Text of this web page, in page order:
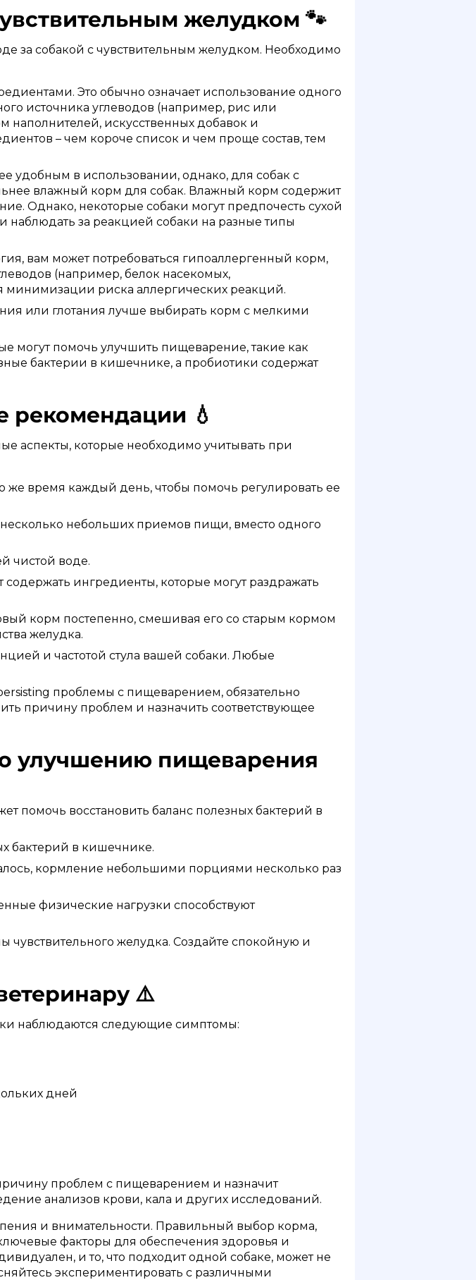
желудком 🐾
за собакой с чувствительным желудком. Необходимо
Это обычно означает использование одного
источника углеводов (например, рис или
наполнителей, искусственных добавок и
– чем короче список и чем проще состав, тем
удобным в использовании, однако, для собак с
влажный корм для собак. Влажный корм содержит
Однако, некоторые собаки могут предпочесть сухой
наблюдать за реакцией собаки на разные типы
вам может потребоваться гипоаллергенный корм,
(например, белок насекомых,
минимизации риска аллергических реакций.
или глотания лучше выбирать корм с мелкими
могут помочь улучшить пищеварение, такие как
бактерии в кишечнике, а пробиотики содержат
рекомендации 💧
аспекты, которые необходимо учитывать при
же время каждый день, чтобы помочь регулировать ее
небольших приемов пищи, вместо одного
чистой воде.
содержать ингредиенты, которые могут раздражать
корм постепенно, смешивая его со старым кормом
желудка.
и частотой стула вашей собаки. Любые
проблемы с пищеварением, обязательно
причину проблем и назначить соответствующее
улучшению пищеварения
помочь восстановить баланс полезных бактерий в
бактерий в кишечнике.
кормление небольшими порциями несколько раз
физические нагрузки способствуют
чувствительного желудка. Создайте спокойную и
⚠️
наблюдаются следующие симптомы:
дней
проблем с пищеварением и назначит
анализов крови, кала и других исследований.
и внимательности. Правильный выбор корма,
факторы для обеспечения здоровья и
и то, что подходит одной собаке, может не
экспериментировать с различными